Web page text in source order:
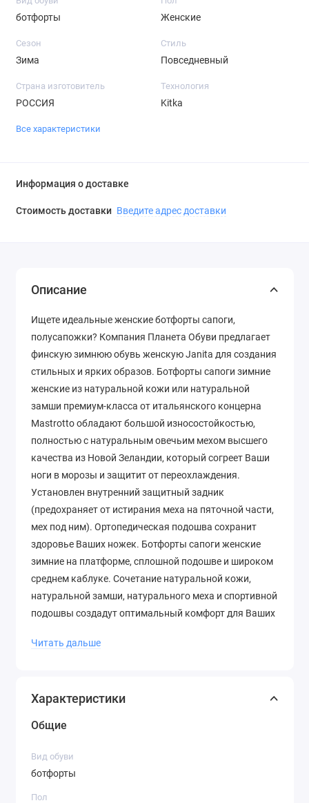
ботфорты Женские
Сезон
Зима
Стиль
Повседневный
Страна изготовитель
РОССИЯ
Технология
Kitka
Все характеристики
Информация о доставке
Стоимость доставки Введите адрес доставки
Описание
Ищете идеальные женские ботфорты сапоги,
полусапожки? Компания Планета Обуви предлагает
финскую зимнюю обувь женскую Janita для создания
стильных и ярких образов. Ботфорты сапоги зимние
женские из натуральной кожи или натуральной
замши премиум-класса от итальянского концерна
Mastrotto обладают большой износостойкостью,
полностью с натуральным овечьим мехом высшего
качества из Новой Зеландии, который согреет Ваши
ноги в морозы и защитит от переохлаждения.
Установлен внутренний защитный задник
(предохраняет от истирания меха на пяточной части,
мех под ним). Ортопедическая подошва сохранит
здоровье Ваших ножек. Ботфорты сапоги женские
зимние на платформе, сплошной подошве и широком
среднем каблуке. Сочетание натуральной кожи,
натуральной замши, натурального меха и спортивной
подошвы создадут оптимальный комфорт для Ваших
нескользящей подошве.
Читать дальше
Характеристики
Общие
Вид обуви
ботфорты
Пол